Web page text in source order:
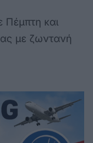
Πέμπτη και
με ζωντανή